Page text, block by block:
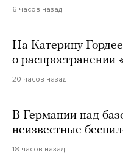
6 часов назад
На Катерину
о распространении
20 часов назад
В Германии над
неизвестные
18 часов назад